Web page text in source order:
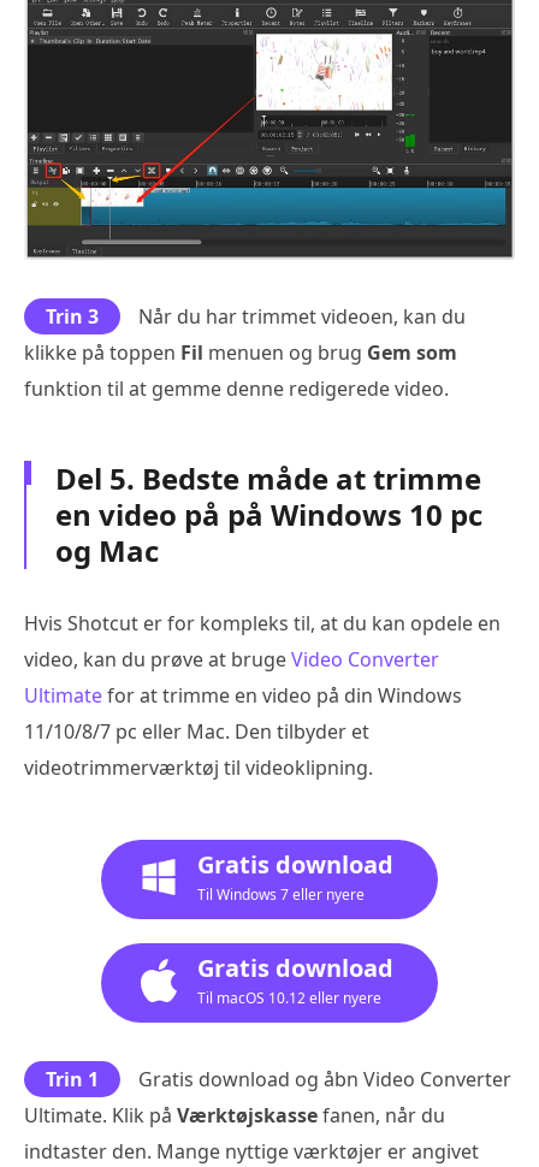
Trin 3
Når du har trimmet videoen, kan du
klikke på toppen Fil menuen og brug Gem som
funktion til at gemme denne redigerede video.
Del 5. Bedste måde at trimme
en video på på Windows 10 pc
og Mac
Hvis Shotcut er for kompleks til, at du kan opdele en
video, kan du prøve at brugeVideo Converter
Ultimatefor at trimme en video på din Windows
11/10/8/7 pc eller Mac. Den tilbyder et
videotrimmerværktøj til videoklipning.
Gratis download
Til Windows 7 eller nyere
Gratis download
Til macOS 10.12 eller nyere
Trin 1
Gratis download og åbn Video Converter
Ultimate. Klik på Værktøjskassefanen, når du
indtaster den. Mange nyttige værktøjer er angivet